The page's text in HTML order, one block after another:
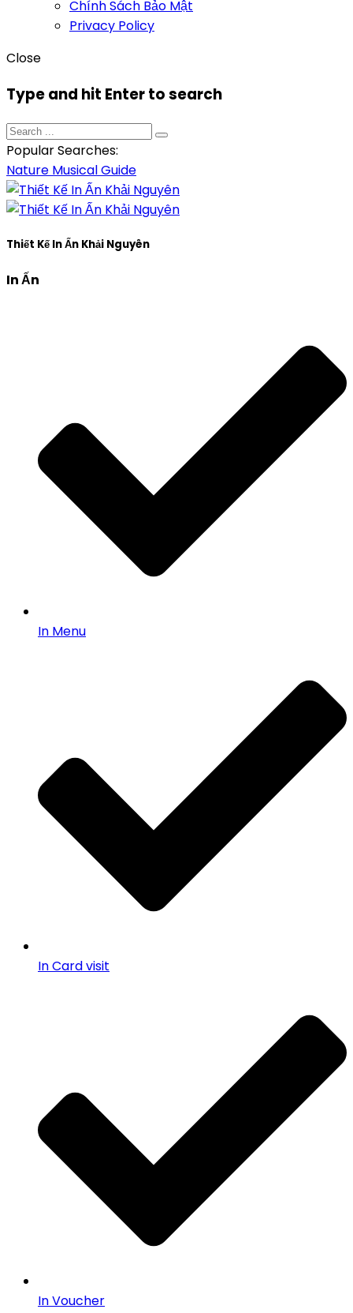
Chính Sách Bảo Mật
Privacy Policy
Close
Type and hit Enter to search
Popular Searches:
Nature MusicalGuide
Thiết Kế In Ấn Khải Nguyên
In Ấn
In Menu
In Card visit
In Voucher